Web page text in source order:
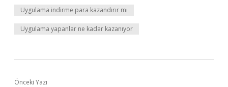
Uygulama indirme para kazandırır mı
Uygulama yapanlar ne kadar kazanıyor
Önceki Yazı